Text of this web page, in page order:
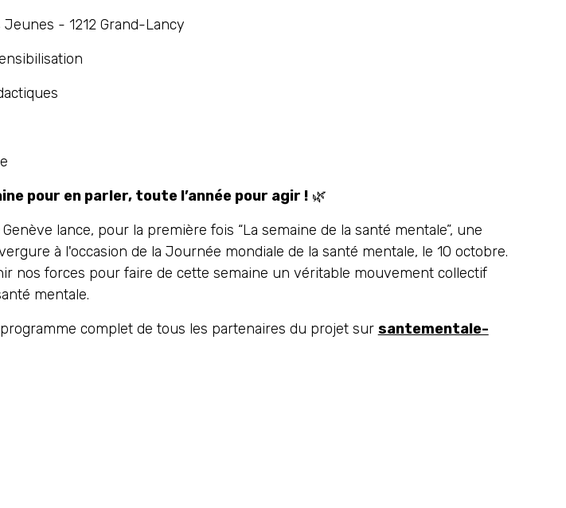
- 1212 Grand-Lancy
pour en parler, toute l’année pour agir !🌿
lance, pour la première fois “La semaine de la santé mentale”, une
à l'occasion de la Journée mondiale de la santé mentale, le 10 octobre.
nos forces pour faire de cette semaine un véritable mouvement collectif
mentale.
complet de tous les partenaires du projet sur santementale-